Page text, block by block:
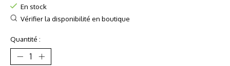
En stock
Vérifier la disponibilité en boutique
Quantité :